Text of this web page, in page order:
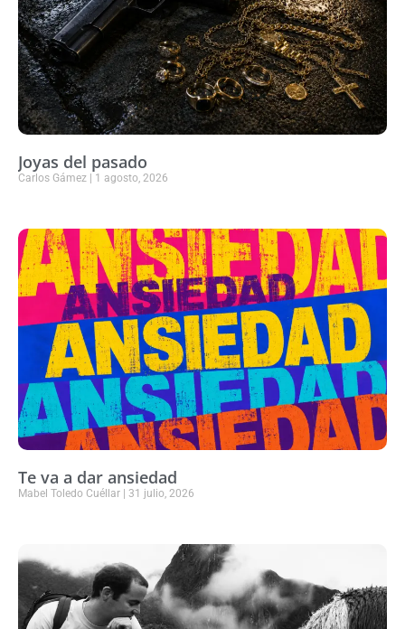
Joyas del pasado
Carlos Gámez 1 agosto, 2026
Te va a dar ansiedad
Mabel Toledo Cuéllar 31 julio, 2026